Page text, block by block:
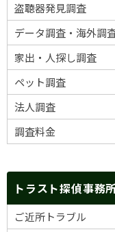
盗聴器発見調査
データ調査・海外調
家出・人探し調査
ペット調査
法人調査
調査料金
トラスト探偵事務
ご近所トラブル